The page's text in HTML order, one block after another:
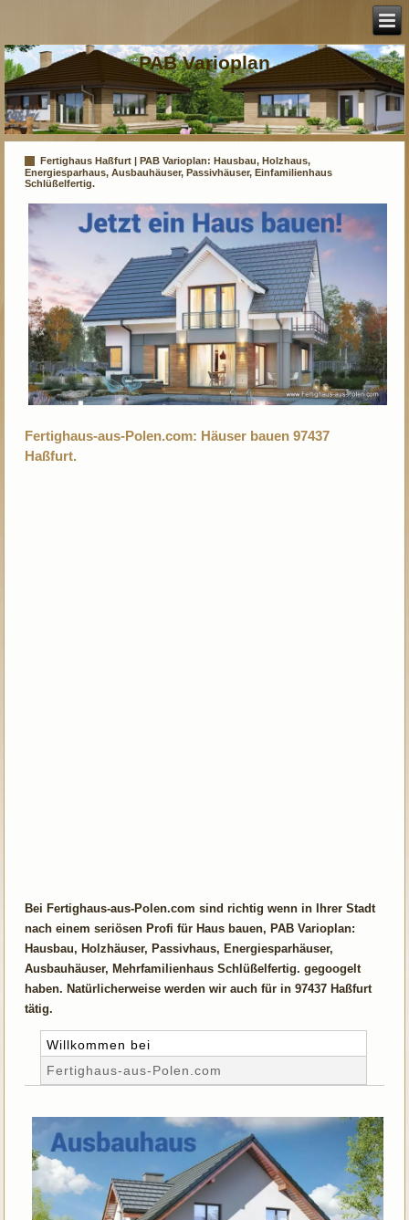
PAB Varioplan
Fertighaus Haßfurt | PAB Varioplan: Hausbau, Holzhaus,
Energiesparhaus, Ausbauhäuser, Passivhäuser, Einfamilienhaus
Schlüßelfertig.
Fertighaus-aus-Polen.com: Häuser bauen 97437
Haßfurt.
Bei Fertighaus-aus-Polen.com sind richtig wenn in Ihrer Stadt
nach einem seriösen Profi für Haus bauen, PAB Varioplan:
Hausbau, Holzhäuser, Passivhaus, Energiesparhäuser,
Ausbauhäuser, Mehrfamilienhaus Schlüßelfertig. gegoogelt
haben. Natürlicherweise werden wir auch für in 97437 Haßfurt
tätig.
Willkommen bei
Fertighaus-aus-Polen.com